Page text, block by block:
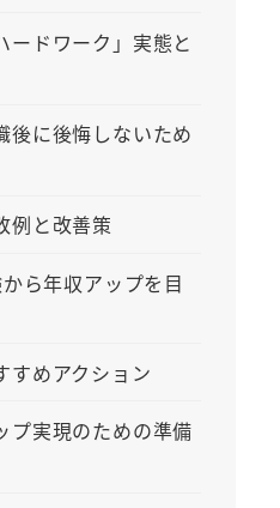
ードワーク」実態と
後に後悔しないため
例と改善策
ら年収アップを目
すめアクション
プ実現のための準備